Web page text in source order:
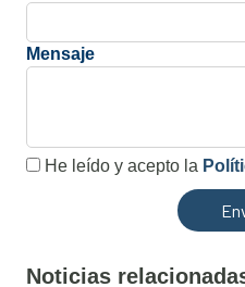
Noticias
Mensaje
He leído y acepto la